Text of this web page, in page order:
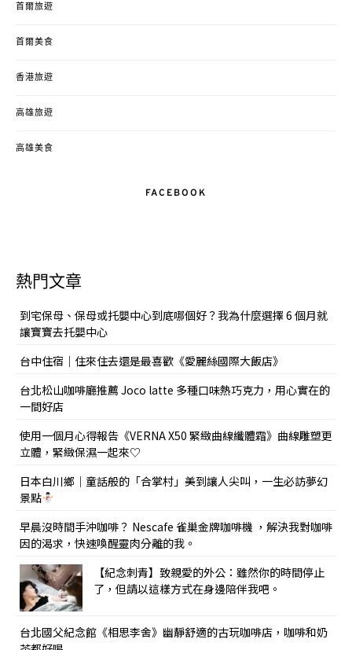
首爾旅遊
首爾美食
香港旅遊
高雄旅遊
高雄美食
FACEBOOK
熱門文章
到宅保母、保母或托嬰中心到底哪個好？我為什麼選擇 6 個月就
讓寶寶去托嬰中心
台中住宿｜住來住去還是最喜歡《愛麗絲國際大飯店》
台北松山咖啡廳推薦 Joco latte 多種口味熱巧克力，用心實在的
一間好店
使用一個月心得報告《VERNA X50 緊緻曲線纖體霜》曲線雕塑更
立體，緊緻保濕一起來♡
日本白川鄉｜童話般的「合掌村」美到讓人尖叫，一生必訪夢幻
景點
早晨沒時間手沖咖啡？ Nescafe 雀巢金牌咖啡機 ，解決我對咖啡
因的渴求，快速喚醒靈肉分離的我。
【紀念刺青】致親愛的外公：雖然你的時間停止
了，但請以這樣方式在身邊陪伴我吧。
台北國父紀念館《相思李舍》幽靜舒適的古玩咖啡店，咖啡和奶